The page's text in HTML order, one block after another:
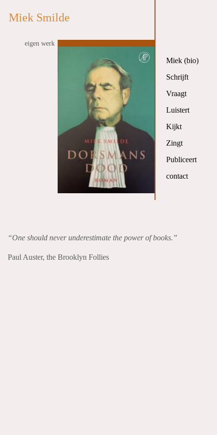
Miek (bio)
Schrijft
Vraagt
Luistert
Kijkt
Zingt
Publiceert
contact
Miek Smilde
eigen werk
“One should never underestimate the power of books.”
Paul Auster, the Brooklyn Follies